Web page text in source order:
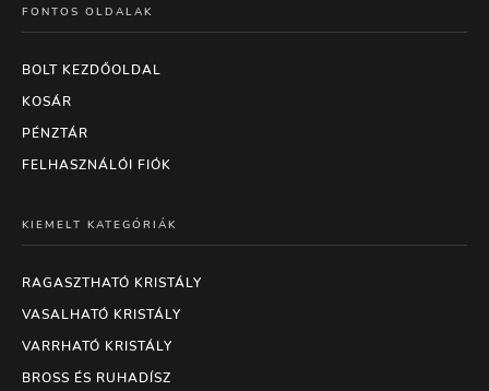
FONTOS OLDALAK
BOLT KEZDŐOLDAL
KOSÁR
PÉNZTÁR
FELHASZNÁLÓI FIÓK
KIEMELT KATEGÓRIÁK
RAGASZTHATÓ KRISTÁLY
VASALHATÓ KRISTÁLY
VARRHATÓ KRISTÁLY
BROSS ÉS RUHADÍSZ